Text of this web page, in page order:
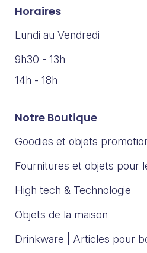
Horaires
Lundi au Vendredi
9h30 - 13h
14h - 18h
Notre Boutique
Goodies et objets
Fournitures et objets pour
High tech & Technologie
Objets de la maison
Drinkware | Articles pour